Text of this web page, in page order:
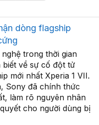
dòng flagship
trong thời gian
biết về sự cố đột tử
mới nhất Xperia 1 VII.
Sony đã chính thức
làm rõ nguyên nhân
cho người dùng bị